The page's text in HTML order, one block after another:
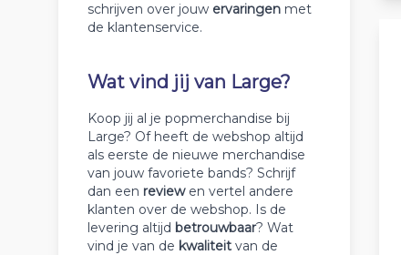
schrijven over jouw ervaringen met
de klantenservice.
Wat vind jij van Large?
Koop jij al je popmerchandise bij
Large? Of heeft de webshop altijd
als eerste de nieuwe merchandise
van jouw favoriete bands? Schrijf
dan een review en vertel andere
klanten over de webshop. Is de
levering altijd betrouwbaar? Wat
vind je van de kwaliteit van de